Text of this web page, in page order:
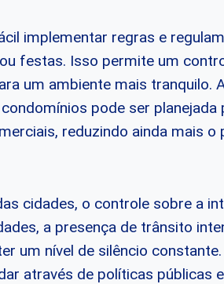
implementar regras e
festas. Isso permite um
um ambiente mais tranquilo.
pode ser planejada
reduzindo ainda mais
cidades, o controle sobre a
a presença de trânsito
um nível de silêncio
através de políticas públicas